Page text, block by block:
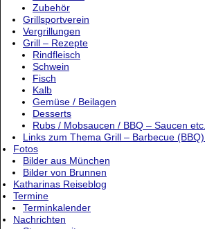
Zubehör
Grillsportverein
Vergrillungen
Grill – Rezepte
Rindfleisch
Schwein
Fisch
Kalb
Gemüse / Beilagen
Desserts
Rubs / Mobsaucen / BBQ – Saucen etc.
Links zum Thema Grill – Barbecue
Fotos
Bilder aus München
Bilder von Brunnen
Katharinas Reiseblog
Termine
Terminkalender
Nachrichten